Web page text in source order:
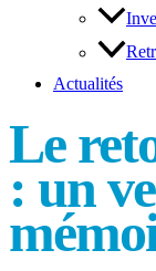
Actualités
Le
: un